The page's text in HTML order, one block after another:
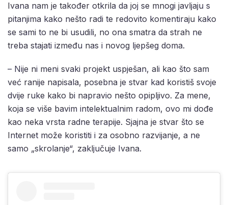
Ivana nam je također otkrila da joj se mnogi javljaju s
pitanjima kako nešto radi te redovito komentiraju kako
se sami to ne bi usudili, no ona smatra da strah ne
treba stajati između nas i novog ljepšeg doma.
– Nije ni meni svaki projekt uspješan, ali kao što sam
već ranije napisala, posebna je stvar kad koristiš svoje
dvije ruke kako bi napravio nešto opipljivo. Za mene,
koja se više bavim intelektualnim radom, ovo mi dođe
kao neka vrsta radne terapije. Sjajna je stvar što se
Internet može koristiti i za osobno razvijanje, a ne
samo „skrolanje“, zaključuje Ivana.